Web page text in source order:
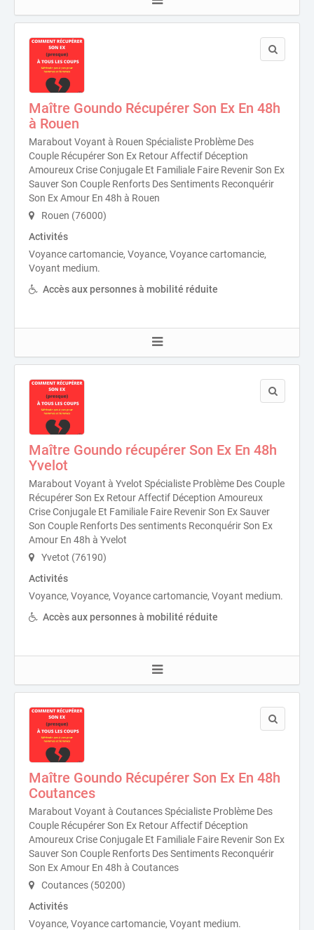
Maître Goundo Récupérer Son Ex En 48h
à Rouen
Marabout Voyant à Rouen Spécialiste Problème Des
Couple Récupérer Son Ex Retour Affectif Déception
Amoureux Crise Conjugale Et Familiale Faire Revenir Son Ex
Sauver Son Couple Renforts Des Sentiments Reconquérir
Son Ex Amour En 48h à Rouen
Rouen (76000)
Activités
Voyance cartomancie, Voyance, Voyance cartomancie,
Voyant medium.
Accès aux personnes à mobilité réduite
Maître Goundo récupérer Son Ex En 48h
Yvelot
Marabout Voyant à Yvelot Spécialiste Problème Des Couple
Récupérer Son Ex Retour Affectif Déception Amoureux
Crise Conjugale Et Familiale Faire Revenir Son Ex Sauver
Son Couple Renforts Des sentiments Reconquérir Son Ex
Amour En 48h à Yvelot
Yvetot (76190)
Activités
Voyance, Voyance, Voyance cartomancie, Voyant medium.
Accès aux personnes à mobilité réduite
Maître Goundo Récupérer Son Ex En 48h
Coutances
Marabout Voyant à Coutances Spécialiste Problème Des
Couple Récupérer Son Ex Retour Affectif Déception
Amoureux Crise Conjugale Et Familiale Faire Revenir Son Ex
Sauver Son Couple Renforts Des Sentiments Reconquérir
Son Ex Amour En 48h à Coutances
Coutances (50200)
Activités
Voyance, Voyance cartomancie, Voyant medium.